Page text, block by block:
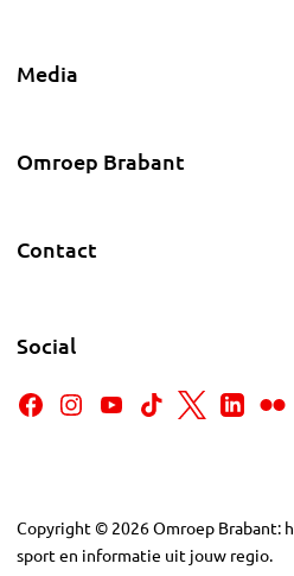
Media
Omroep Brabant
Contact
Social
Copyright © 2026Omroep Brabant:
sport en informatie uit jouw regio.